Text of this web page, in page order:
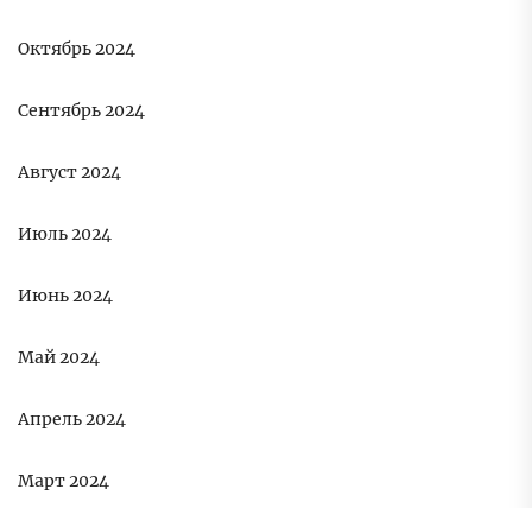
Октябрь 2024
Сентябрь 2024
Август 2024
Июль 2024
Июнь 2024
Май 2024
Апрель 2024
Март 2024